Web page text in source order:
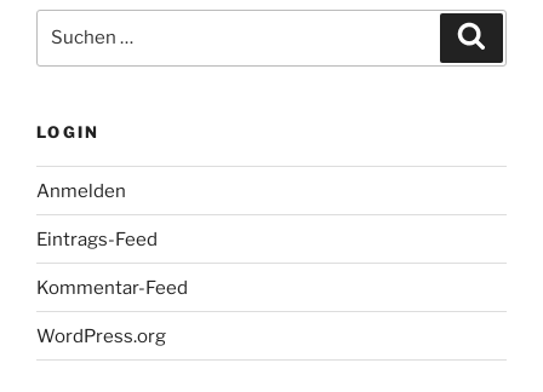
nach:
LOGIN
Anmelden
Eintrags-Feed
Kommentar-Feed
WordPress.org